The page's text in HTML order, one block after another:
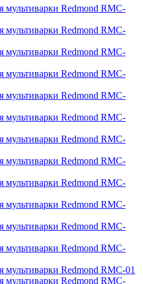
мультиварки Redmond RMC-
мультиварки Redmond RMC-
мультиварки Redmond RMC-
мультиварки Redmond RMC-
мультиварки Redmond RMC-
мультиварки Redmond RMC-
мультиварки Redmond RMC-
мультиварки Redmond RMC-
мультиварки Redmond RMC-
мультиварки Redmond RMC-
мультиварки Redmond RMC-
мультиварки Redmond RMC-
мультиварки Redmond RMC-01
мультиварки Redmond RMC-